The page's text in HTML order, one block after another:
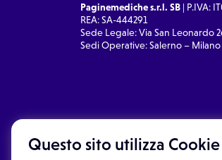
Questo sito utilizza Cookie
Paginemediche s.r.l. SB | P.IVA:
REA: SA-444291
Sede Legale: Via San Leonardo
Sedi Operative: Salerno – Milano